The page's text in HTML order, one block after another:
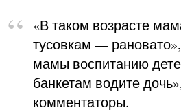
«В таком возрасте
тусовкам —
мамы воспитанию
банкетам водите
комментаторы.